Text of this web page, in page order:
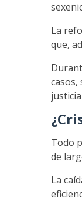
La
que,
casos,
Todo
de
La